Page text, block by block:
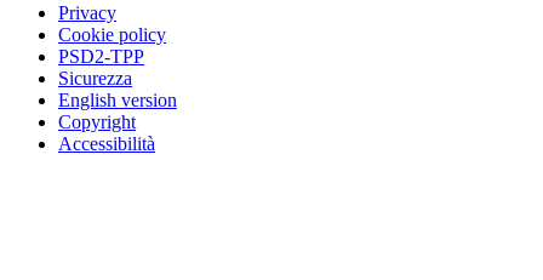
Privacy
Cookie policy
PSD2-TPP
Sicurezza
English version
Copyright
Accessibilità